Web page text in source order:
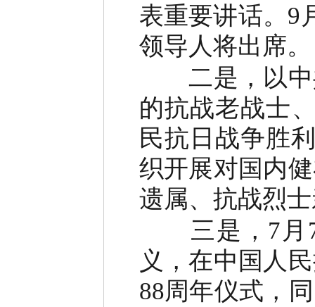
表重要讲话。9
领导人将出席。
二是，以中
的抗战老战士
民抗日战争胜
织开展对国内
遗属、抗战烈
三是，7月7
义，在中国人
88周年仪式，